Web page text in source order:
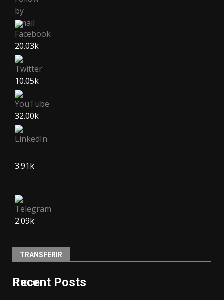
20.03k
10.05k
32.00k
3.91k
2.09k
11000
TRANSFERIR
Recent Posts